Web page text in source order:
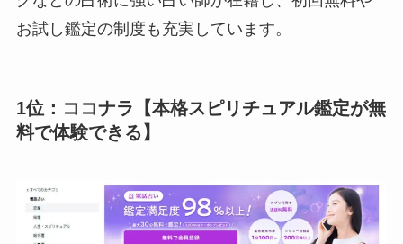
お試し鑑定の制度も充実しています。
1位：ココナラ【本格スピリチュアル鑑定が無
料で体験できる】